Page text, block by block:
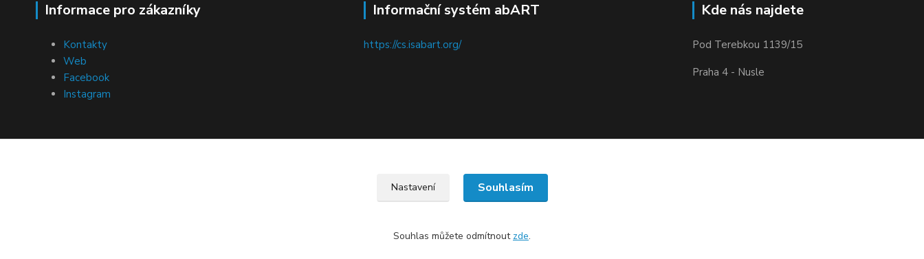
Informace pro zákazníky
Kontakty
Web
Facebook
Instagram
Informační systém abART
https://cs.isabart.org/
Kde nás najdete
Pod Terebkou 1139/15
Praha 4 - Nusle
Upravit sběr cookies.
Nastavení Souhlasím
Souhlas můžete odmítnout zde.